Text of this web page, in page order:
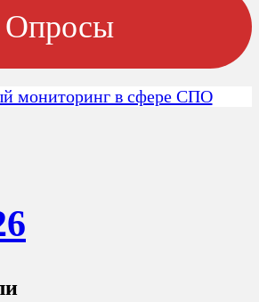
Опросы
мониторинг в сфере СПО
6